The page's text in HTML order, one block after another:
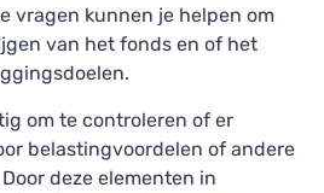
vragen kunnen je helpen om
van het fonds en of het
om te controleren of er
belastingvoordelen of andere
deze elementen in